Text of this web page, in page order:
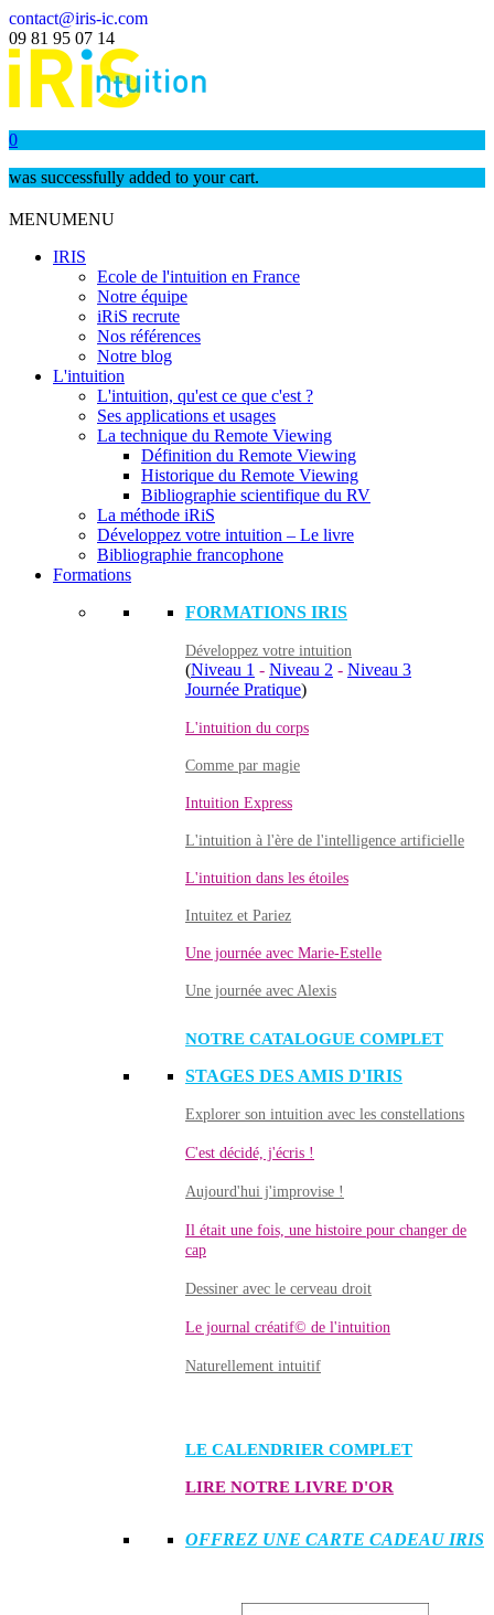
contact@iris-ic.com
09 81 95 07 14
0
was successfully added to your cart.
MENUMENU
IRIS
Ecole de l'intuition en France
Notre équipe
iRiS recrute
Nos références
Notre blog
L'intuition
L'intuition, qu'est ce que c'est ?
Ses applications et usages
La technique du Remote Viewing
Définition du Remote Viewing
Historique du Remote Viewing
Bibliographie scientifique du RV
La méthode iRiS
Développez votre intuition – Le livre
Bibliographie francophone
Formations
FORMATIONS IRIS
Développez votre intuition
(Niveau 1 - Niveau 2 - Niveau 3
Journée Pratique)
L'intuition du corps
Comme par magie
Intuition Express
L'intuition à l'ère de l'intelligence artificielle
L'intuition dans les étoiles
Intuitez et Pariez
Une journée avec Marie-Estelle
Une journée avec Alexis
NOTRE CATALOGUE COMPLET
STAGES DES AMIS D'IRIS
Explorer son intuition avec les constellations
C'est décidé, j'écris !
Aujourd'hui j'improvise !
Il était une fois, une histoire pour changer de
cap
Dessiner avec le cerveau droit
Le journal créatif© de l'intuition
Naturellement intuitif
LE CALENDRIER COMPLET
LIRE NOTRE LIVRE D'OR
OFFREZ UNE CARTE CADEAU IRIS